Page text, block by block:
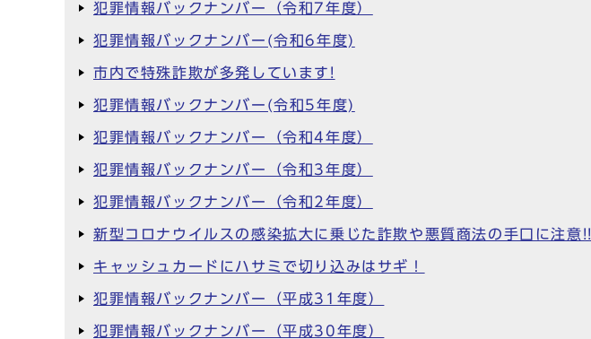
犯罪情報バックナンバー（令和7年度）
犯罪情報バックナンバー(令和6年度)
市内で特殊詐欺が多発しています!
犯罪情報バックナンバー(令和5年度)
犯罪情報バックナンバー（令和4年度）
犯罪情報バックナンバー（令和3年度）
犯罪情報バックナンバー（令和2年度）
新型コロナウイルスの感染拡大に乗じた詐欺や悪質商法の手口に注意!!
キャッシュカードにハサミで切り込みはサギ！
犯罪情報バックナンバー（平成31年度）
犯罪情報バックナンバー（平成30年度）